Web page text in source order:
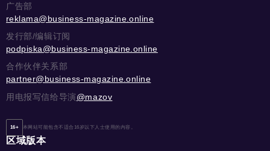
广告部
reklama@business-magazine.online
发行部/编辑订阅
podpiska@business-magazine.online
合作伙伴关系部
partner@business-magazine.online
用电报写信给导演@mazov
16+ 本网站可能包含不适合16岁以下人士使用的内容。
区域版本